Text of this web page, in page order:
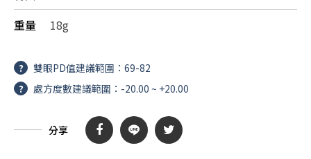
重量
18g
?
雙眼PD值建議範圍：69-82
?
處方度數建議範圍：-20.00 ~ +20.00
分享